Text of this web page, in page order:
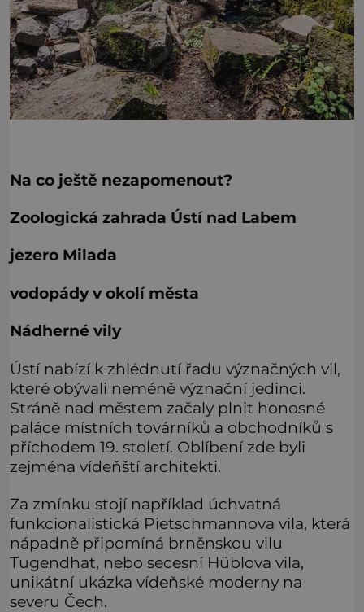
Na co ještě nezapomenout?
Zoologická zahrada Ústí nad Labem
jezero Milada
vodopády v okolí města
Nádherné vily
Ústí nabízí k zhlédnutí řadu význačných vil,
které obývali neméně význační jedinci.
Stráně nad městem začaly plnit honosné
paláce místních továrníků a obchodníků s
příchodem 19. století. Oblíbení zde byli
zejména vídeňští architekti.
Za zmínku stojí například úchvatná
funkcionalistická Pietschmannova vila, která
nápadně připomíná brněnskou vilu
Tugendhat, nebo secesní Hüblova vila,
unikátní ukázka vídeňské moderny na
severu Čech.